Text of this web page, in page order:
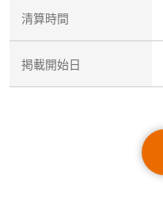
清算時間
掲載開始日